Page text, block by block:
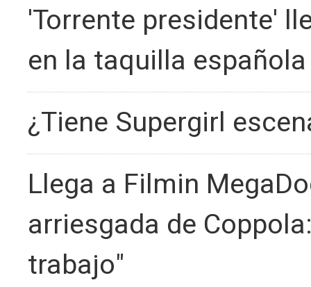
'Torrente presidente'
en la taquilla española
¿Tiene Supergirl
Llega a Filmin
arriesgada de
trabajo"